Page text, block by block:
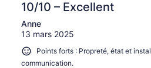
10/10 – Excellent
Anne
13 mars 2025
Points forts : Propreté, état et
communication.